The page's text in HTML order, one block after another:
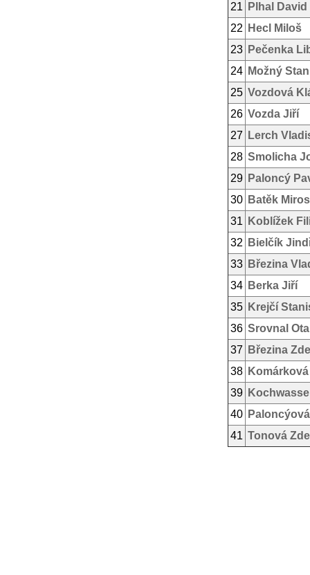
21
Plhal David
22
Hecl Miloš
23 Pečenka
24 Možný
25 Vozdová
26 Vozda Jiří
27
Lerch
28 Smolicha
29 Paloncý
30 Batěk
31
Koblížek
32
Bielčík
33 Březina
34 Berka Jiří
35 Krejčí
36 Srovnal
37
Březina
38
39
40
41 Tonová